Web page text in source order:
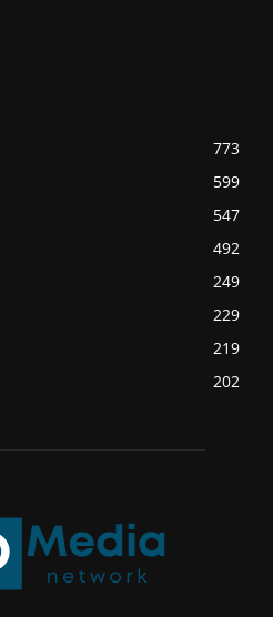
773
599
547
492
249
229
219
202